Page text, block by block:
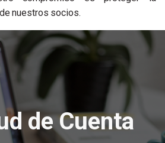
nuestros socios.
de Cuenta